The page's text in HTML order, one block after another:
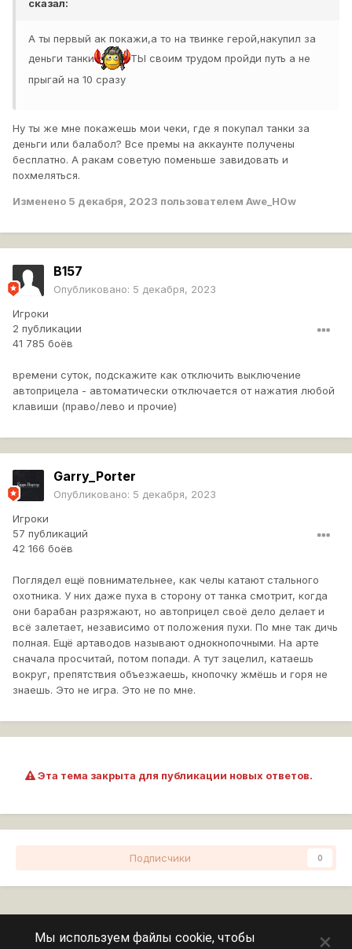
сказал:
А ты первый ак покажи,а то на твинке герой,накупил за
деньги танки
ТЫ своим трудом пройди путь а не
прыгай на 10 сразу
Ну ты же мне покажешь мои чеки, где я покупал танки за
деньги или балабол? Все премы на аккаунте получены
бесплатно. А ракам советую поменьше завидовать и
похмеляться.
Изменено 5 декабря, 2023 пользователем Awe_H0w
B157
Опубликовано: 5 декабря, 2023
Игроки
2 публикации
41 785 боёв
времени суток, подскажите как отключить выключение
автоприцела - автоматически отключается от нажатия любой
клавиши (право/лево и прочие)
Garry_Porter
Опубликовано: 5 декабря, 2023
Игроки
57 публикаций
42 166 боёв
Поглядел ещё повнимательнее, как челы катают стального
охотника. У них даже пуха в сторону от танка смотрит, когда
они барабан разряжают, но автоприцел своё дело делает и
всё залетает, независимо от положения пухи. По мне так дичь
полная. Ещё артаводов называют однокнопочными. На арте
сначала просчитай, потом попади. А тут зацелил, катаешь
вокруг, препятствия объезжаешь, кнопочку жмёшь и горя не
знаешь. Это не игра. Это не по мне.
Эта тема закрыта для публикации новых ответов.
Подписчики 0
Мы используем файлы cookie, чтобы ×